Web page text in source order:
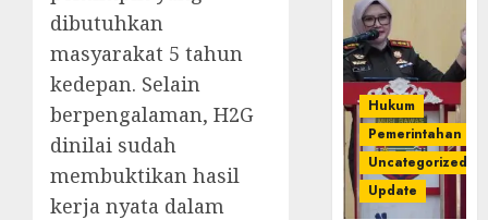
dibutuhkan
masyarakat 5 tahun
kedepan. Selain
berpengalaman, H2G
dinilai sudah
membuktikan hasil
kerja nyata dalam
Hukum
Pemerintahan
Uncategorized
Update